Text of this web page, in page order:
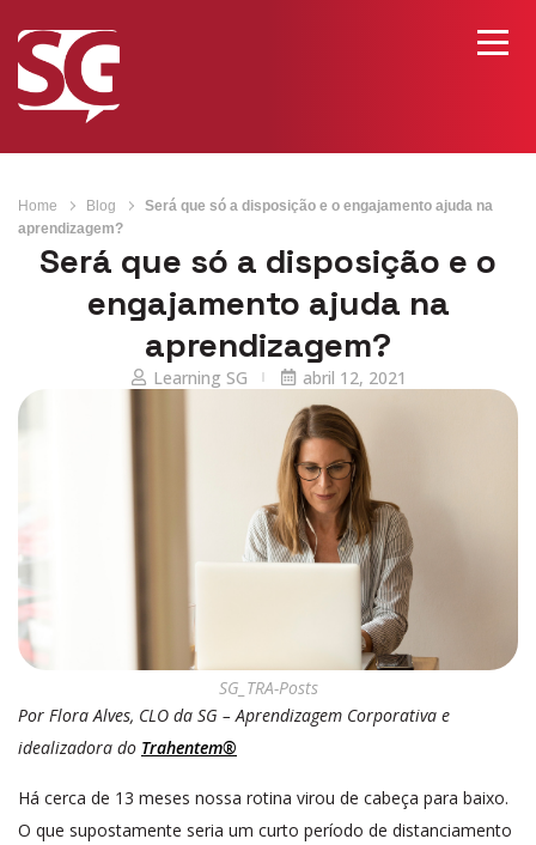
Home Blog
Será que só a disposição e o engajamento ajuda na
aprendizagem?
Será que só a disposição e o
engajamento ajuda na
aprendizagem?
Learning SG abril 12, 2021
SG_TRA-Posts
Por Flora Alves, CLO da SG – Aprendizagem Corporativa e
idealizadora do Trahentem®
Há cerca de 13 meses nossa rotina virou de cabeça para baixo.
O que supostamente seria um curto período de distanciamento